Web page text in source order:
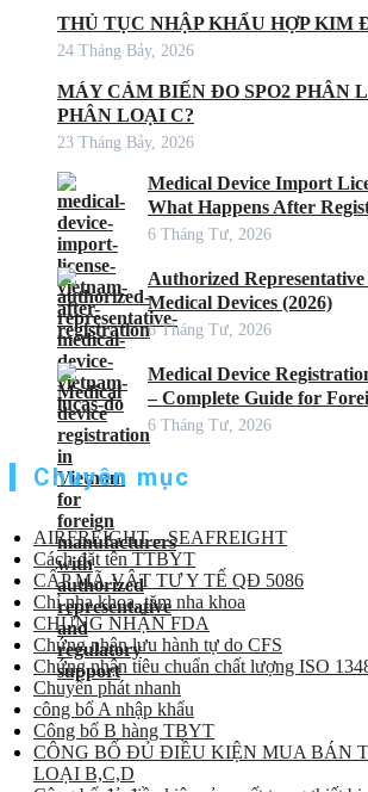
THỦ TỤC NHẬP KHẨU HỢP KIM
24 Tháng Bảy, 2026
MÁY CẢM BIẾN ĐO SPO2 PHÂN
PHÂN LOẠI C?
23 Tháng Bảy, 2026
Medical Device Import
What Happens After
6 Tháng Tư, 2026
Authorized
Medical Devices (2026)
6 Tháng Tư, 2026
Medical Device
– Complete Guide for
6 Tháng Tư, 2026
Chuyên mục
AIRFREIGHT – SEAFREIGHT
Cách đặt tên TTBYT
CẤP MÃ VẬT TƯ Y TẾ QĐ 5086
Chỉ nha khoa, tăm nha khoa
CHỨNG NHẬN FDA
Chứng nhận lưu hành tự do CFS
Chứng nhận tiêu chuẩn chất lượng ISO
Chuyển phát nhanh
công bố A nhập khẩu
Công bố B hàng TBYT
CÔNG BỐ ĐỦ ĐIỀU KIỆN MUA BÁN
LOẠI B,C,D